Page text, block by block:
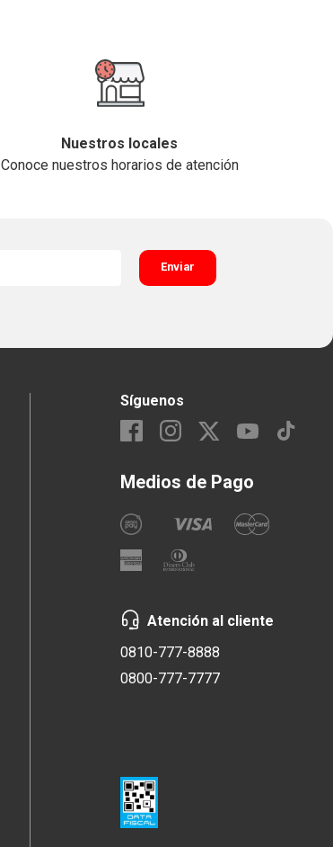
Nuestros locales
Conoce nuestros horarios de atención
Enviar
Síguenos
Medios de Pago
Atención al cliente
0810-777-8888
0800-777-7777